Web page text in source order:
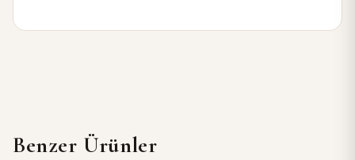
Benzer Ürünler